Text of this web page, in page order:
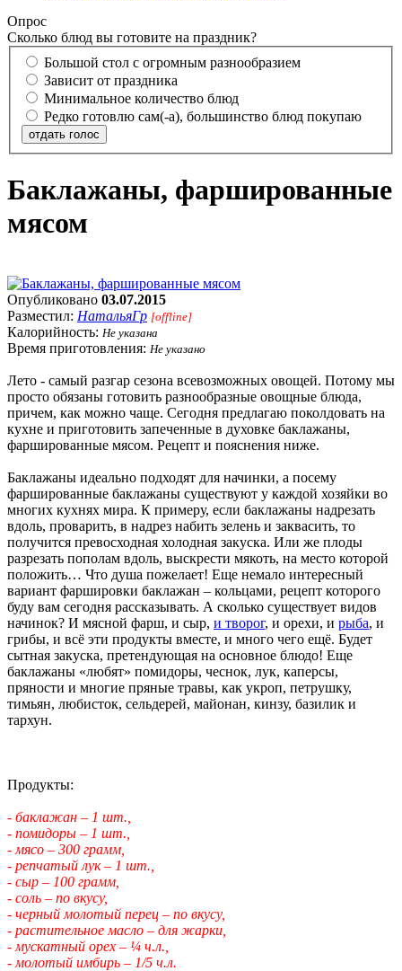
Опрос
Сколько блюд вы готовите на праздник?
Большой стол с огромным разнообразием
Зависит от праздника
Минимальное количество блюд
Редко готовлю сам(-а), большинство блюд покупаю
отдать голос
Баклажаны, фаршированные
мясом
Опубликовано 03.07.2015
Разместил: НатальяГр [offline]
Калорийность: Не указана
Время приготовления: Не указано
Лето - самый разгар сезона всевозможных овощей. Потому мы
просто обязаны готовить разнообразные овощные блюда,
причем, как можно чаще. Сегодня предлагаю поколдовать на
кухне и приготовить запеченные в духовке баклажаны,
фаршированные мясом. Рецепт и пояснения ниже.
Баклажаны идеально подходят для начинки, а посему
фаршированные баклажаны существуют у каждой хозяйки во
многих кухнях мира. К примеру, если баклажаны надрезать
вдоль, проварить, в надрез набить зелень и заквасить, то
получится превосходная холодная закуска. Или же плоды
разрезать пополам вдоль, выскрести мякоть, на место которой
положить… Что душа пожелает! Еще немало интересный
вариант фаршировки баклажан – кольцами, рецепт которого
буду вам сегодня рассказывать. А сколько существует видов
начинок? И мясной фарш, и сыр, и творог, и орехи, и рыба, и
грибы, и всё эти продукты вместе, и много чего ещё. Будет
сытная закуска, претендующая на основное блюдо! Еще
баклажаны «любят» помидоры, чеснок, лук, каперсы,
пряности и многие пряные травы, как укроп, петрушку,
тимьян, любисток, сельдерей, майонан, кинзу, базилик и
тархун.
Продукты:
- баклажан – 1 шт.,
- помидоры – 1 шт.,
- мясо – 300 грамм,
- репчатый лук – 1 шт.,
- сыр – 100 грамм,
- соль – по вкусу,
- черный молотый перец – по вкусу,
- растительное масло – для жарки,
- мускатный орех – ¼ ч.л.,
- молотый имбирь – 1/5 ч.л.